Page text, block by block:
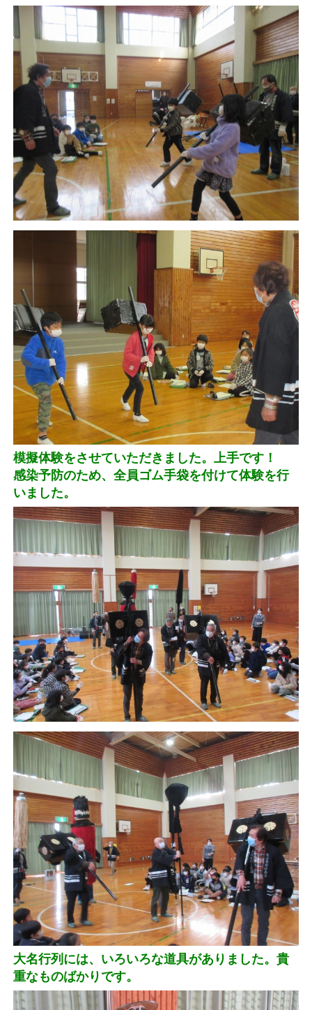
模擬体験をさせていただきました。上手です！
感染予防のため、全員ゴム手袋を付けて体験を行
いました。
大名行列には、いろいろな道具がありました。貴
重なものばかりです。